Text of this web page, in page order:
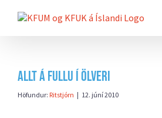
beint
Allt á fullu í Ölveri
Höfundur: Ritstjórn | 12. júní 2010